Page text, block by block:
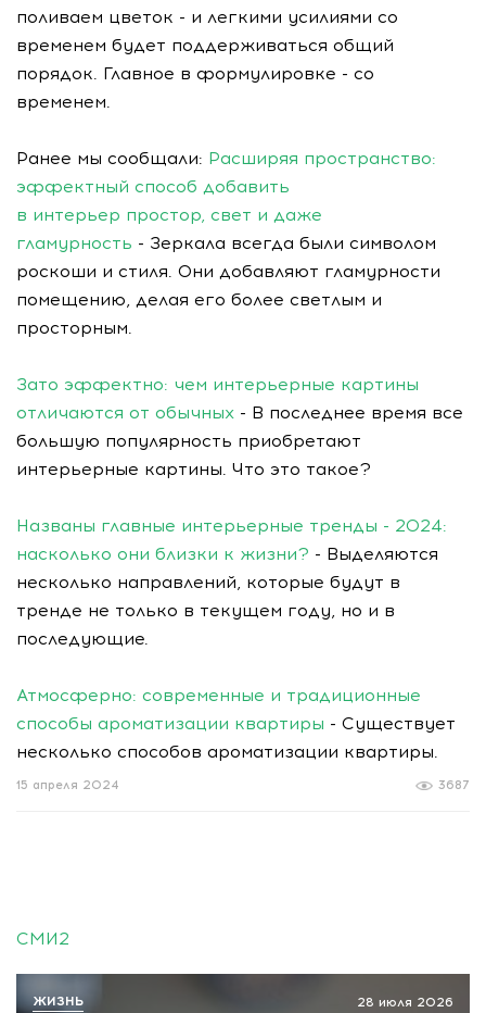
поливаем цветок - и легкими усилиями со
временем будет поддерживаться общий
порядок. Главное в формулировке - со
временем.
Ранее мы сообщали: Расширяя пространство:
эффектный способ добавить
в интерьер простор, свет и даже
гламурность - Зеркала всегда были символом
роскоши и стиля. Они добавляют гламурности
помещению, делая его более светлым и
просторным.
Зато эффектно: чем интерьерные картины
отличаются от обычных - В последнее время все
большую популярность приобретают
интерьерные картины. Что это такое?
Названы главные интерьерные тренды - 2024:
насколько они близки к жизни? - Выделяются
несколько направлений, которые будут в
тренде не только в текущем году, но и в
последующие.
Атмосферно: современные и традиционные
способы ароматизации квартиры - Существует
несколько способов ароматизации квартиры.
3687
15 апреля 2024
СМИ2
28 июля 2026
ЖИЗНЬ